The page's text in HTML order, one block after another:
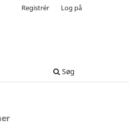
Søg
Registrér Log på